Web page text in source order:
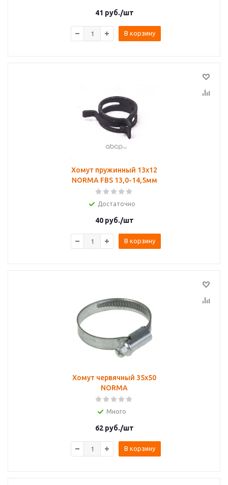
41 руб./шт
В корзину
Хомут пружинный 13х12
NORMA FBS 13,0-14,5мм
Достаточно
40руб./шт
В корзину
Хомут червячный 35х50
NORMA
Много
62руб./шт
В корзину